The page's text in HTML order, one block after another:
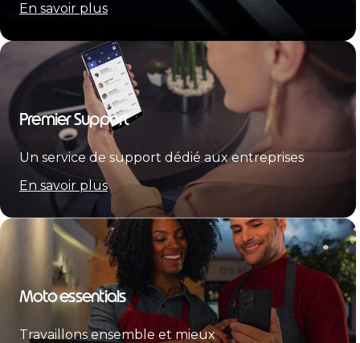
En savoir plus
Premier Support
Un service de support dédié aux entreprises
En savoir plus
Moto essentials
Travaillons ensemble et mieux